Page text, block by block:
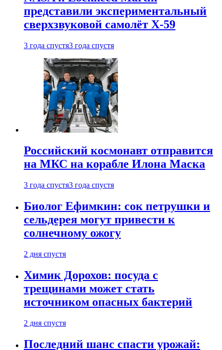
представили экспериментальный
сверхзвуковой самолёт X-59
3 года спустя3 года спустя
Российский космонавт отправится
на МКС на корабле Илона Маска
3 года спустя3 года спустя
Биолог Ефимкин: сок петрушки и
сельдерея могут привести к
солнечному ожогу
2 дня спустя
Химик Дорохов: посуда с
трещинами может стать
источником опасных бактерий
2 дня спустя
Последний шанс спасти урожай: